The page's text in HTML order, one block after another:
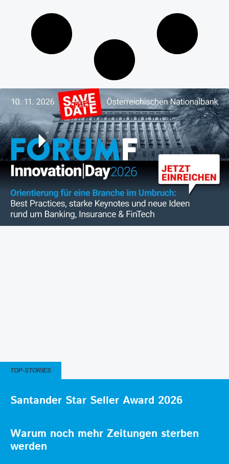
TOP-STORIES
Santander Star Seller Award 2026
Warum noch mehr Zeitungen sterben
werden